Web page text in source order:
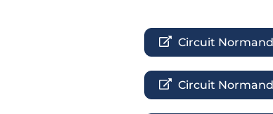
Circuit
Circuit